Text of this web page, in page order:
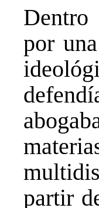
Dentro
por
partir